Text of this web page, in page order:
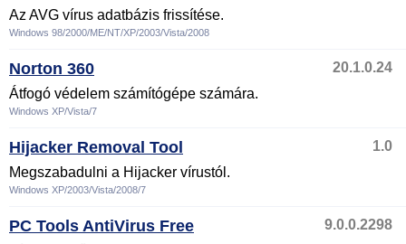
Az AVG vírus adatbázis frissítése.
Windows 98/2000/ME/NT/XP/2003/Vista/2008
Norton 360
20.1.0.24
Átfogó védelem számítógépe számára.
Windows XP/Vista/7
Hijacker Removal Tool
1.0
Megszabadulni a Hijacker vírustól.
Windows XP/2003/Vista/2008/7
PC Tools AntiVirus Free
9.0.0.2298